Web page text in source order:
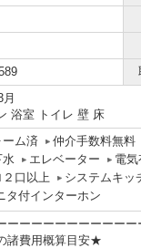
浴室 トイレ 壁 床
ーム済 仲介手数料無料
水
エレベーター 電気
２口以上
システムキッ
タ付インターホン
ーーーーーーーーーーー
諸費用概算目安★